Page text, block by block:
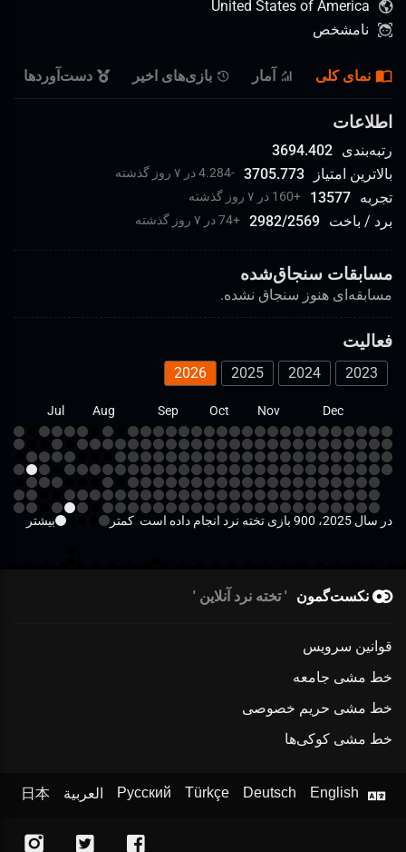
United States of America
نامشخص
نمای کلی آمار بازی‌های اخیر دست‌آورد‌ها
اطلاعات
رتبه‌بندی 3694.402
بالاترین امتیاز
3705.773 -4.284 در ۷ روز گذشته
تجربه 13577
+160 در ۷ روز گذشته
برد / باخت 2982/2569
+74 در ۷ روز گذشته
مسابقات سنجاق‌شده
مسابقه‌ای هنوز سنجاق نشده.
فعالیت
2023
2024
2025
2026
Jul Aug Sep Oct Nov Dec
در سال 2025، 900 بازی تخته نرد انجام داده است کمتر بیشتر
نکست‌گمون تخته نرد آنلاین
قوانین سرویس
خط مشی جامعه
خط مشی حریم خصوصی
خط مشی کوکی‌ها
English
Deutsch
Türkçe
Русский العربية 日本